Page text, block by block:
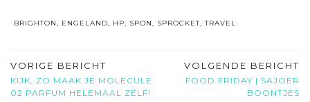
BRIGHTON, ENGELAND, HP, SPON, SPROCKET,TRAVEL
VORIGE BERICHT
KIJK, ZO MAAK JE MOLECULE
02 PARFUM HELEMAAL ZELF!
VOLGENDE BERICHT
FOOD FRIDAY | SAJOER
BOONTJES